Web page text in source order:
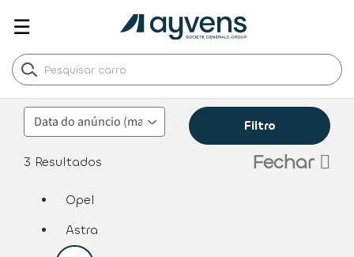
☰
Filtro
3 Resultados Fechar
Opel
Astra
assistive.text.remove.filter.button